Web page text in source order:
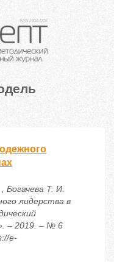
Богачева Т. И.
лидерства в
– 2019. – № 6
e-